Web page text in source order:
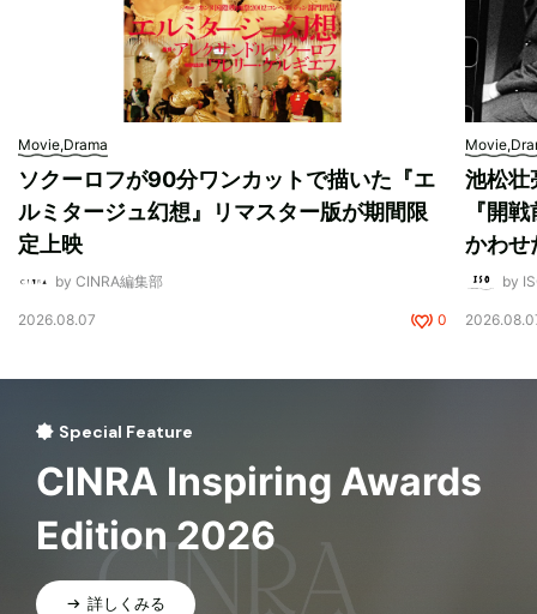
Movie,Drama
ソクーロフが90分ワンカットで描いた『エ
ルミタージュ幻想』リマスター版が期間限
定上映
by CINRA編集部
2026.08.07 0
池松壮
『開
かわせ
by
Special Feature
CINRA Inspiring Awards
Edition 2026
詳しくみる